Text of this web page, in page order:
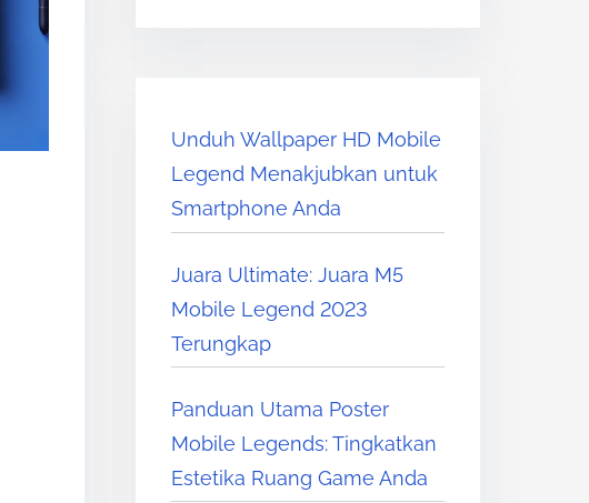
Unduh Wallpaper HD Mobile
Legend Menakjubkan untuk
Smartphone Anda
Juara Ultimate: Juara M5
Mobile Legend 2023
Terungkap
Panduan Utama Poster
Mobile Legends: Tingkatkan
Estetika Ruang Game Anda